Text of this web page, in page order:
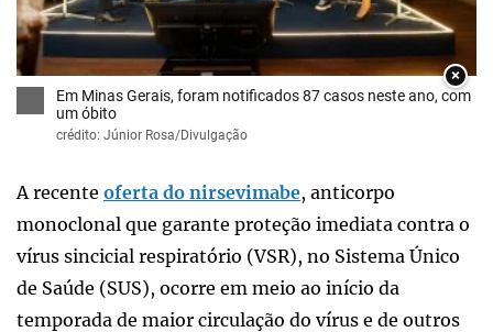
×
Em Minas Gerais, foram notificados 87 casos neste ano, com
um óbito
crédito: Júnior Rosa/Divulgação
A recente oferta do nirsevimabe, anticorpo
monoclonal que garante proteção imediata contra o
vírus sincicial respiratório (VSR), no Sistema Único
de Saúde (SUS), ocorre em meio ao início da
temporada de maior circulação do vírus e de outros